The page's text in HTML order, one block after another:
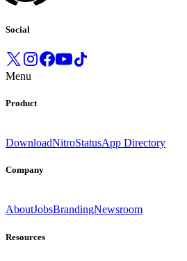
Social
Menu
Product
DownloadNitroStatusApp Directory
Company
AboutJobsBrandingNewsroom
Resources